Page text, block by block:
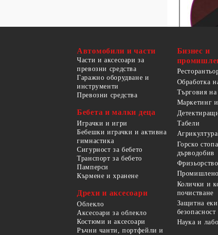
Автомобили и части
Части и аксесоари за
превозни средства
Гаражно оборудване и
инструменти
Превозни средства
Бебета и малки деца
Играчки и игри
Бебешки играчки и активна
гимнастика
Сигурност за бебето
Транспорт за бебето
Памперси
Кърмене и хранене
Дрехи и аксесоари
Облекло
Аксесоари за облекло
Костюми и аксесоари
Ръчни чанти, портфейли и
Бизнес и
Обработка
Търговия
Маркетинг
Табели
Агрикултура
Горско
дърводобив
Колички и
почистване
Защитна
Наука и